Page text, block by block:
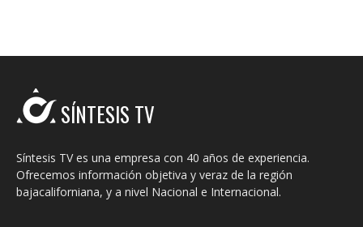
SÍNTESIS TV
Síntesis TV es una empresa con 40 años de experiencia.
Ofrecemos información objetiva y veraz de la región
bajacaliforniana, y a nivel Nacional e Internacional.